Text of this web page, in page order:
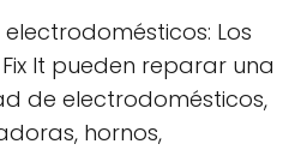
Los
It pueden reparar una
de electrodomésticos,
hornos,